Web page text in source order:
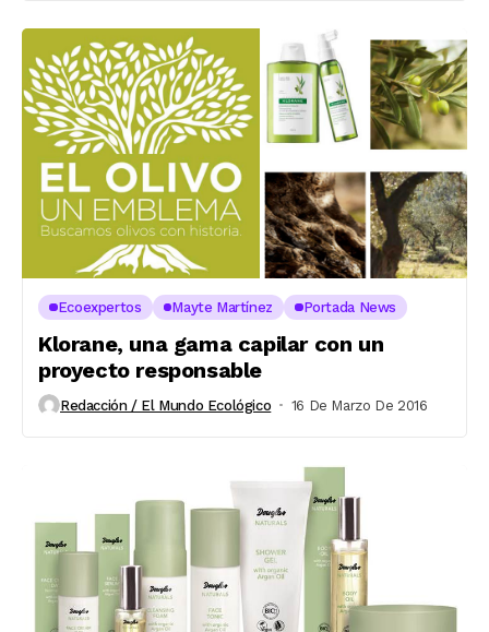
Ecoexpertos Mayte Martínez Portada News
Klorane, una gama capilar con un
proyecto responsable
Redacción / El Mundo Ecológico 16 De Marzo De 2016